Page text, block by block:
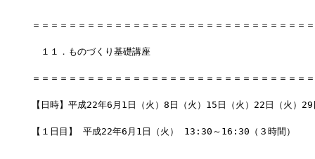
＝＝＝＝＝＝＝＝＝＝＝＝＝＝＝＝＝＝＝＝＝＝＝＝＝＝＝＝＝＝
１１．ものづくり基礎講座
＝＝＝＝＝＝＝＝＝＝＝＝＝＝＝＝＝＝＝＝＝＝＝＝＝＝＝＝＝＝
【日時】平成22年6月1日（火）8日（火）15日（火）22日（火）
【１日目】 平成22年6月1日（火） 13:30～16:30（３時間）